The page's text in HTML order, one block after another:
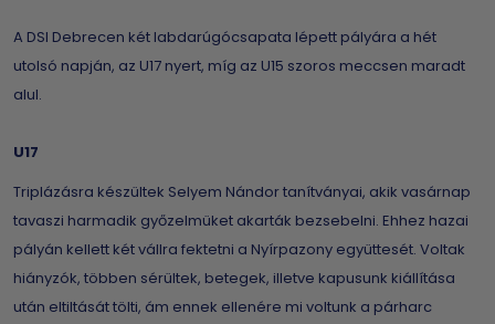
A DSI Debrecen két labdarúgócsapata lépett pályára a hét
utolsó napján, az U17 nyert, míg az U15 szoros meccsen maradt
alul.
U17
Triplázásra készültek Selyem Nándor tanítványai, akik vasárnap
tavaszi harmadik győzelmüket akarták bezsebelni. Ehhez hazai
pályán kellett két vállra fektetni a Nyírpazony együttesét. Voltak
hiányzók, többen sérültek, betegek, illetve kapusunk kiállítása
után eltiltását tölti, ám ennek ellenére mi voltunk a párharc